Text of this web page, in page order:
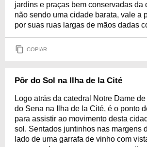
jardins e praças bem conservadas da
não sendo uma cidade barata, vale a
por suas ruas largas de mãos dadas
COPIAR
Pôr do Sol na Ilha de la Cité
Logo atrás da catedral Notre Dame
do Sena na Ilha de la Cité, é o ponto
para assistir ao movimento desta
sol. Sentados juntinhos nas margens
lado de uma garrafa de vinho com